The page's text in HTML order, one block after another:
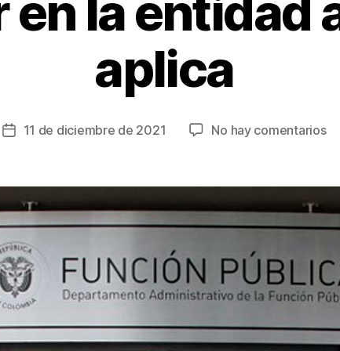
la entidad
aplica
Fecha
entrada
11 de diciembre de 2021 No hay comentariosen
el
si